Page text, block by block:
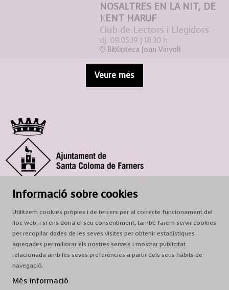
NOSALTRES EN LA NIT, DE
KENT HARUF
Club de Lectors i Llegidors
dj. 09.05.19
18:30 h
Biblioteca Joan Vinyoli
Veure més
© Ajuntament de Santa Coloma de Farners
Adreça: c. del Prat, 16, 17430 Santa Coloma de Farners
A/e:cultura@scf.cat
Sitemap
Informació sobre cookies
Utilitzem cookies pròpies i de tercers per al correcte funcionament del
lloc web, i si ens dona el seu consentiment, també farem servir cookies
per recopilar dades de les seves visites per obtenir estadístiques
agregades per millorar els nostres serveis i mostrar publicitat
relacionada amb les seves preferències a partir dels seus hàbits de
navegació.
Més informació